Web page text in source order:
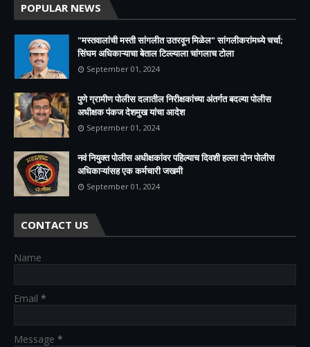
POPULAR NEWS
"मस्तवालांची मस्ती सांगलीत उतरवून मिळेल" सांगलीकरांमध्ये चर्चा;
सिंघम अधिकाऱ्याचा बेताल टिल्ल्याला चांगलाच टोला
September 01, 2024
पुणे ग्रामीण पोलीस दलातील निरीक्षकांच्या अंतर्गत बदल्या पोलीस
अधीक्षक पंकज देशमुख यांचा आदेश
September 01, 2024
नवं नियुक्त पोलीस अधीक्षकांवर पहिल्याच दिवशी हल्ला दोन पोलीस
अधिकाऱ्यांसह एक कर्मचारी जखमी
September 01, 2024
CONTACT US
Name
Email *
Message *